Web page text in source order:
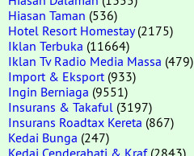
Hiasan Taman (536)
Hotel Resort Homestay(2175)
Iklan Terbuka (11664)
Iklan Tv Radio Media Massa (479)
Import & Eksport (933)
Ingin Berniaga (9551)
Insurans & Takaful (3197)
Insurans Roadtax Kereta (867)
Kedai Bunga (247)
Kedai Cenderahati & Kraf(2843)